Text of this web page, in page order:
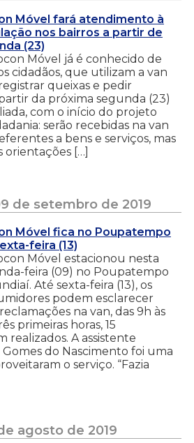
Móvel fará atendimento à
nos bairros a partir de
(23)
Móvel já é conhecido de
cidadãos, que utilizam a van
queixas e pedir
da próxima segunda (23)
com o início do projeto
serão recebidas na van
a bens e serviços, mas
orientações […]
de setembro de 2019
Móvel fica no Poupatempo
feira (13)
Móvel estacionou nesta
feira (09) no Poupatempo
Até sexta-feira (13), os
podem esclarecer
na van, das 9h às
primeiras horas, 15
realizados. A assistente
do Nascimento foi uma
o serviço. “Fazia
agosto de 2019